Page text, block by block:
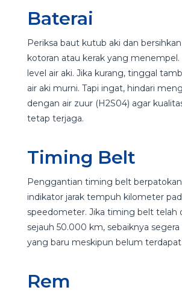
Baterai
Periksa baut kutub aki dan
kotoran atau kerak yang menempel.
level air aki. Jika kurang, tinggal
air aki murni. Tapi ingat, hindari
dengan air zuur (H2S04) agar
tetap terjaga.
Timing Belt
Penggantian timing belt
indikator jarak tempuh kilometer
speedometer. Jika timing belt telah
sejauh 50.000 km, sebaiknya
yang baru meskipun belum terdapat
Rem